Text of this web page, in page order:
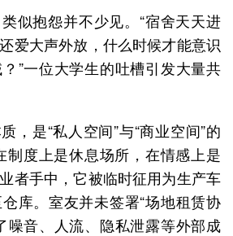
似抱怨并不少见。“宿舍天天进
爱大声外放，什么时候才能意识
”一位大学生的吐槽引发大量共
，是“私人空间”与“商业空间”的
制度上是休息场所，在情感上是
者手中，它被临时征用为生产车
库。室友并未签署“场地租赁协
噪音、人流、隐私泄露等外部成